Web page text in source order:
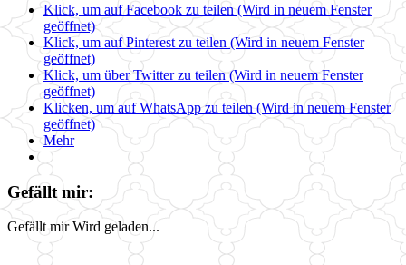
Klick, um auf Facebook zu teilen (Wird in neuem Fenster
geöffnet)
Klick, um auf Pinterest zu teilen (Wird in neuem Fenster
geöffnet)
Klick, um über Twitter zu teilen (Wird in neuem Fenster
geöffnet)
Klicken, um auf WhatsApp zu teilen (Wird in neuem Fenster
geöffnet)
Mehr
Gefällt mir:
Gefällt mir Wird geladen...